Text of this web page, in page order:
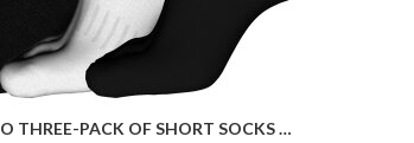
HUGO THREE-PACK OF SHORT SOCKS WITH LOGOS